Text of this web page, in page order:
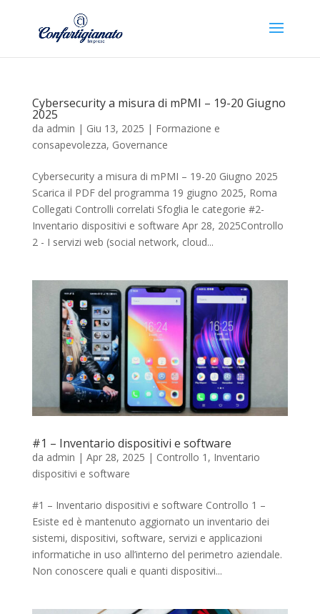
Cybersecurity a misura di mPMI – 19-20 Giugno
2025
da admin | Giu 13, 2025 | Formazione e
consapevolezza, Governance
Cybersecurity a misura di mPMI – 19-20 Giugno 2025
Scarica il PDF del programma 19 giugno 2025, Roma
Collegati Controlli correlati Sfoglia le categorie #2-
Inventario dispositivi e software Apr 28, 2025Controllo
2 - I servizi web (social network, cloud...
#1 – Inventario dispositivi e software
da admin | Apr 28, 2025 | Controllo 1 , Inventario
dispositivi e software
#1 – Inventario dispositivi e software Controllo 1 –
Esiste ed è mantenuto aggiornato un inventario dei
sistemi, dispositivi, software, servizi e applicazioni
informatiche in uso all’interno del perimetro aziendale.
Non conoscere quali e quanti dispositivi...